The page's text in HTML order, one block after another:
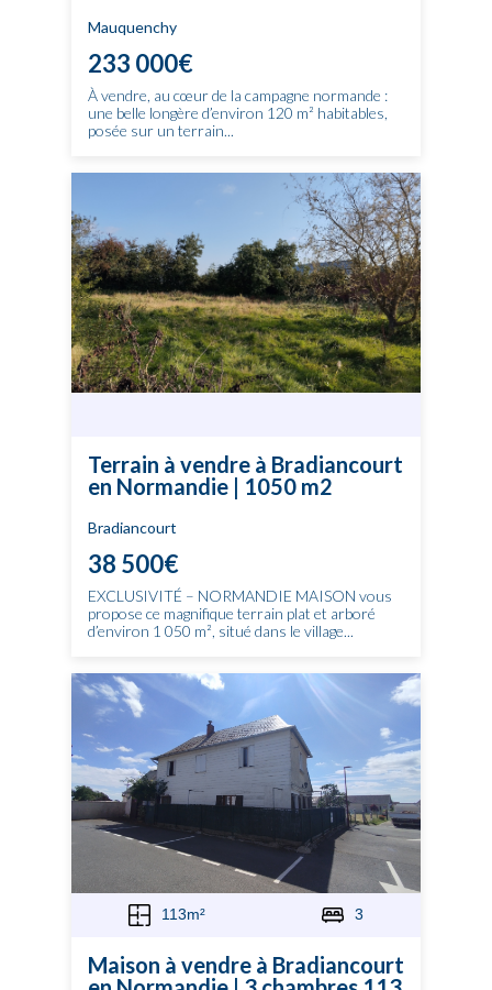
Mauquenchy
233 000€
À vendre, au cœur de la campagne normande :
une belle longère d’environ 120 m² habitables,
posée sur un terrain...
Terrain à vendre à Bradiancourt
en Normandie | 1050 m2
Bradiancourt
38 500€
EXCLUSIVITÉ – NORMANDIE MAISON vous
propose ce magnifique terrain plat et arboré
d’environ 1 050 m², situé dans le village...
113m² 3
Maison à vendre à Bradiancourt